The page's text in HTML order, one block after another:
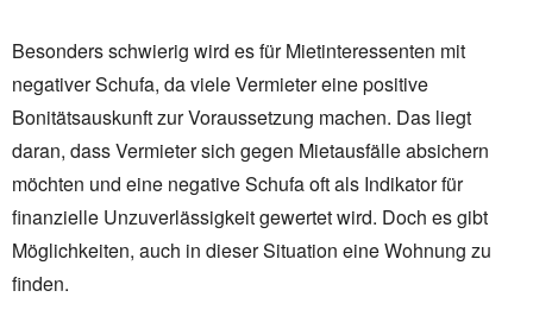
Besonders schwierig wird es für Mietinteressenten mit
negativer Schufa, da viele Vermieter eine positive
Bonitätsauskunft zur Voraussetzung machen. Das liegt
daran, dass Vermieter sich gegen Mietausfälle absichern
möchten und eine negative Schufa oft als Indikator für
finanzielle Unzuverlässigkeit gewertet wird. Doch es gibt
Möglichkeiten, auch in dieser Situation eine Wohnung zu
finden.